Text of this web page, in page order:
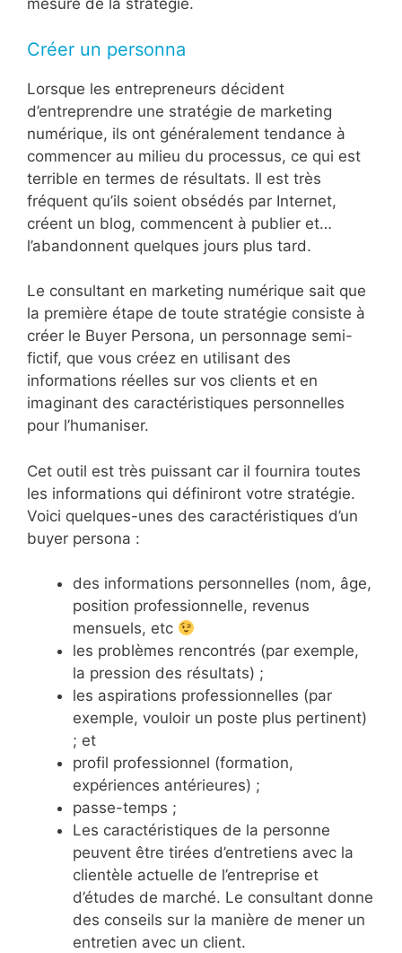
mesure de la stratégie.
Créer un personna
Lorsque les entrepreneurs décident
d’entreprendre une stratégie de marketing
numérique, ils ont généralement tendance à
commencer au milieu du processus, ce qui est
terrible en termes de résultats. Il est très
fréquent qu’ils soient obsédés par Internet,
créent un blog, commencent à publier et…
l’abandonnent quelques jours plus tard.
Le consultant en marketing numérique sait que
la première étape de toute stratégie consiste à
créer le Buyer Persona, un personnage semi-
fictif, que vous créez en utilisant des
informations réelles sur vos clients et en
imaginant des caractéristiques personnelles
pour l’humaniser.
Cet outil est très puissant car il fournira toutes
les informations qui définiront votre stratégie.
Voici quelques-unes des caractéristiques d’un
buyer persona :
des informations personnelles (nom, âge,
position professionnelle, revenus
mensuels, etc
les problèmes rencontrés (par exemple,
la pression des résultats) ;
les aspirations professionnelles (par
exemple, vouloir un poste plus pertinent)
; et
profil professionnel (formation,
expériences antérieures) ;
passe-temps ;
Les caractéristiques de la personne
peuvent être tirées d’entretiens avec la
clientèle actuelle de l’entreprise et
d’études de marché. Le consultant donne
des conseils sur la manière de mener un
entretien avec un client.